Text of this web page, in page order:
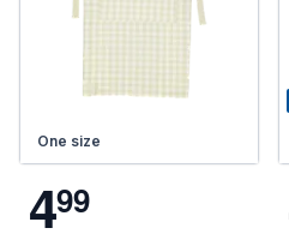
One size
499